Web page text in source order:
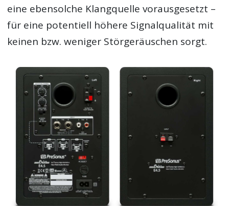
eine ebensolche Klangquelle vorausgesetzt –
für eine potentiell höhere Signalqualität mit
keinen bzw. weniger Störgeräuschen sorgt.